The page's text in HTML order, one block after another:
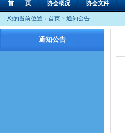
首 页 协会概况 协会文件
您的当前位置： 首页 > 通知公告
通知公告